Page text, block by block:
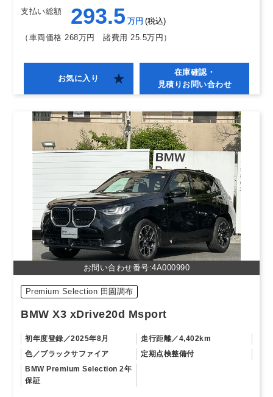
支払い総額 293.5 万円
税込
（車両価格 268万円
諸費用 25.5万円）
お気に入り
在庫確認・
見積りお問い合わせ
お問い合わせ番号:4A000990
Premium Selection 田園調布
BMW X3 xDrive20d Msport
初年度登録 2025年8月 走行距離
4,402km
色
ブラックサファイア
定期点検整備付
BMW Premium Selection 2年
保証